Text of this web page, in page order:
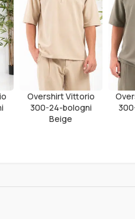
Overshirt Vittorio
300-24-bologni
Beige